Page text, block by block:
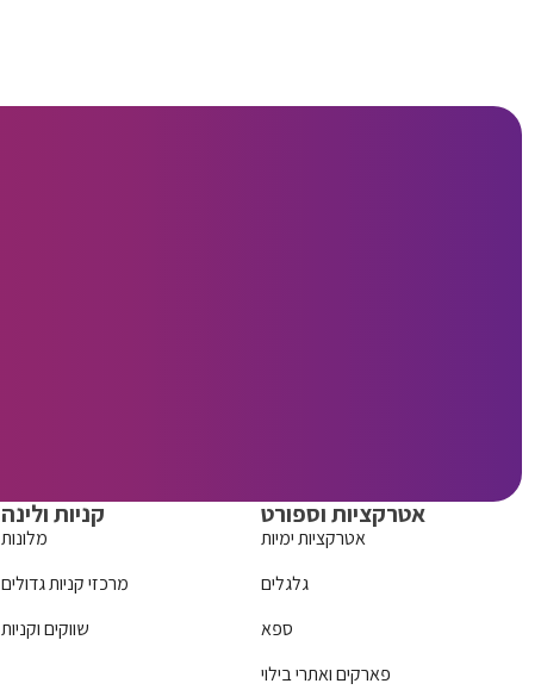
קניות ולינה
מלונות
מרכזי קניות גדולים
שווקים וקניות
אטרקציות וספורט
אטרקציות ימיות
גלגלים
ספא
פארקים ואתרי בילוי